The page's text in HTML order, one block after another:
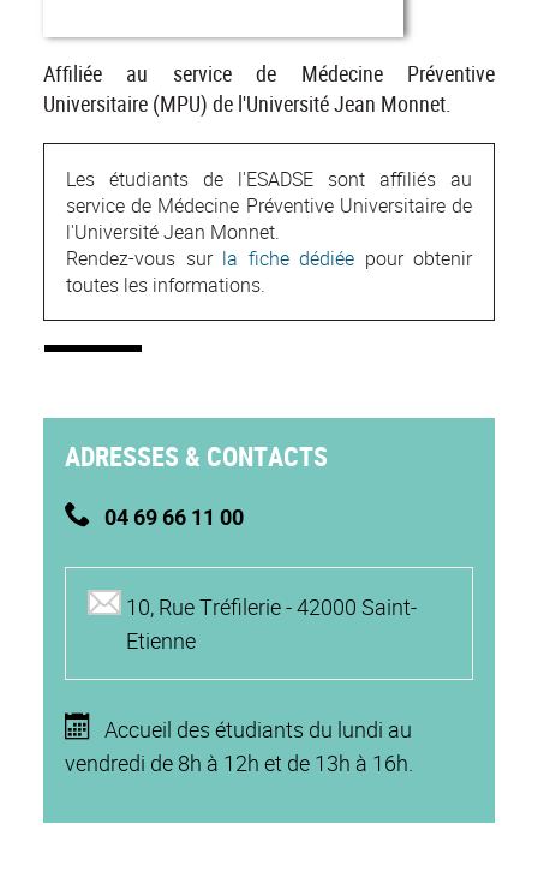
Affiliée au service de Médecine Préventive
Universitaire (MPU) de l'Université Jean Monnet.
Les étudiants de l'ESADSE sont affiliés au
service de Médecine Préventive Universitaire de
l'Université Jean Monnet.
Rendez-vous sur la fiche dédiée pour obtenir
toutes les informations.
ADRESSES & CONTACTS
04 69 66 11 00
10, Rue Tréfilerie - 42000 Saint-
Etienne
Accueil des étudiants du lundi au
vendredi de 8h à 12h et de 13h à 16h.